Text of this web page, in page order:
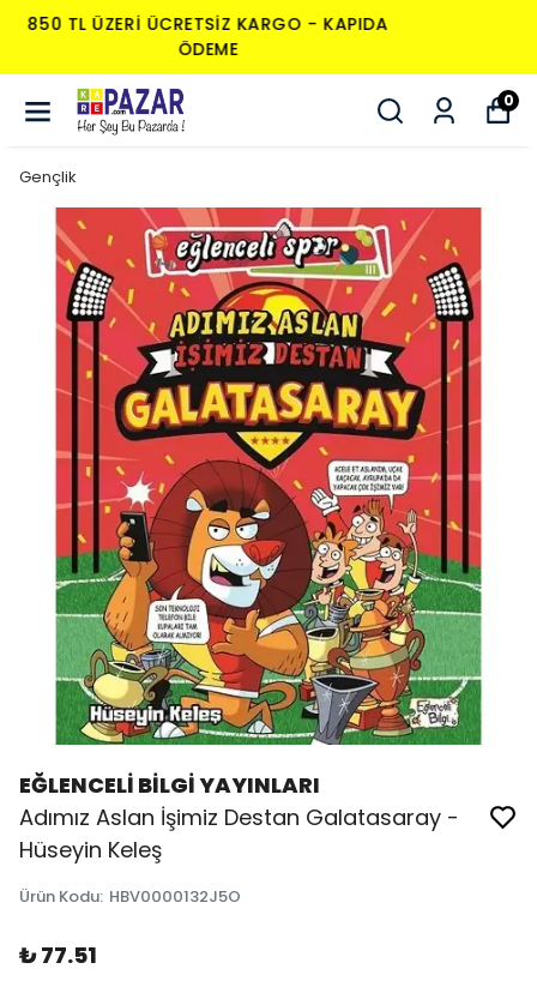
850 TL ÜZERI ÜCRETSIZ KARGO - KAPIDA
0
Gençlik
EĞLENCELİ BİLGİ YAYINLARI
Adımız Aslan İşimiz Destan Galatasaray -
Hüseyin Keleş
Ürün Kodu: HBV0000132J5O
₺ 77.51